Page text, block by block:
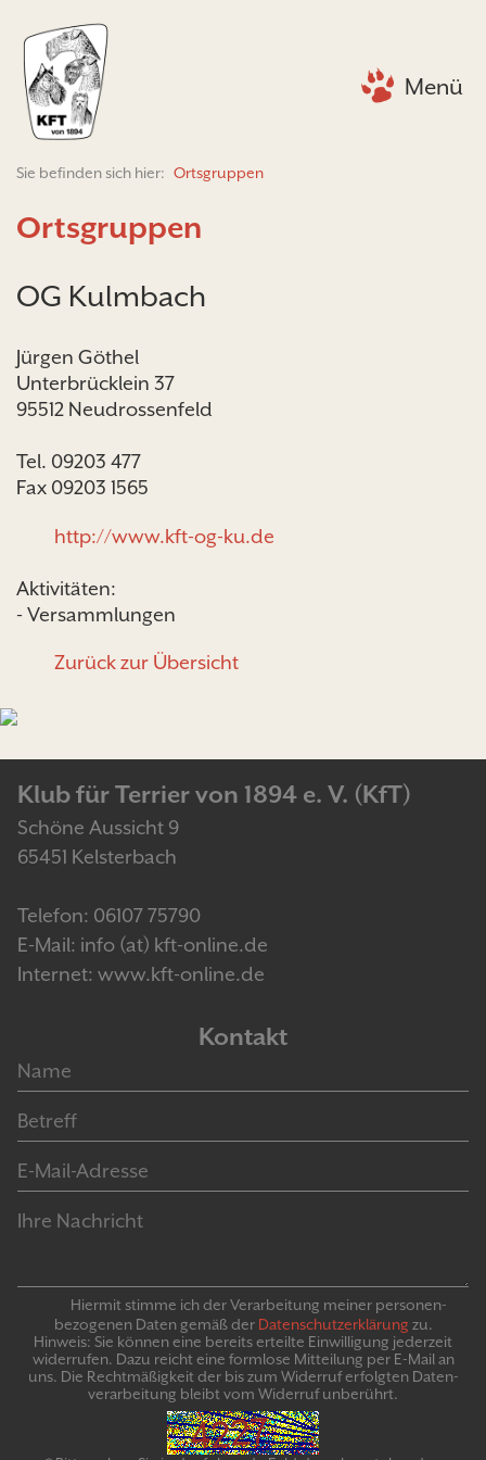
Menü
Sie befinden sich hier: Ortsgruppen
Ortsgruppen
OG Kulmbach
Jürgen Göthel
Unterbrücklein 37
95512 Neudrossenfeld
Tel. 09203 477
Fax 09203 1565
http://www.kft-og-ku.de
Aktivitäten:
- Versammlungen
Zurück zur Übersicht
Klub für Terrier von 1894 e. V. (KfT)
Schöne Aussicht 9
65451 Kelsterbach
Telefon: 06107 75790
E-Mail: info (at) kft-online.de
Internet: www.kft-online.de
Kontakt
Hiermit stimme ich der Verarbeitung meiner personen­
bezogenen Daten gemäß der Daten­schutz­er­klär­ung zu.
Hinweis: Sie können eine bereits erteilte Ein­willigung jeder­zeit
widerrufen. Dazu reicht eine formlose Mitteilung per E-Mail an
uns. Die Recht­mäßigkeit der bis zum Widerruf erfolgten Daten­
verarbeitung bleibt vom Wider­ruf un­be­rührt.